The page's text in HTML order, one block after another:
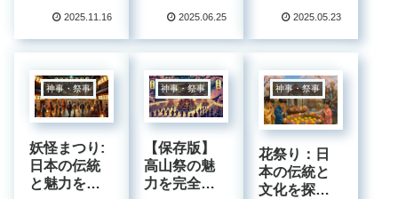
イド！歴史
と魅力を徹
2025.11.16 2025.06.25 2025.05.23
神事・祭事
妖怪まつり:
日本の伝統
と魅力を探
神事・祭事
【保存版】
高山祭の魅
力を完全解
神事・祭事
花祭り：日
本の伝統と
文化を探索